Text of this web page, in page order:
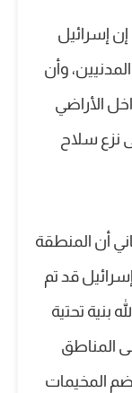
إن إسرائيل
المدنيين، وأن
الأراضي
نزع سلاح
أن المنطقة
قد تم
بنية تحتية
المناطق
المخيمات